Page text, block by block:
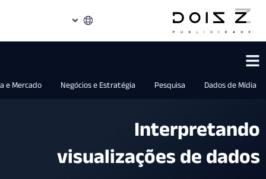
Dados
Pesquisa
Negócios e Estratégia
Indústria e Mercado
visualizações de